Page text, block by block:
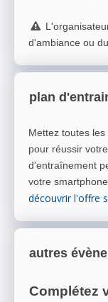
d'ambiance ou
plan
Mettez toutes
pour réussir
d'entraînement
votre smartphone
découvrir l'offre
autres
Complétez